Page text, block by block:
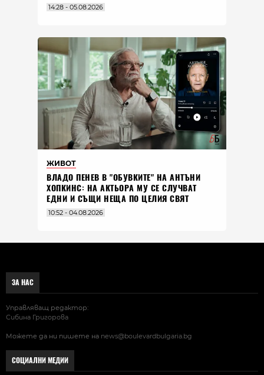
14:28 - 05.08.2026
ЖИВОТ
ВЛАДO ПЕНЕВ В "ОБУВКИТЕ" НА АНТЪНИ
ХОПКИНС: НА АКТЬОРА МУ СЕ СЛУЧВАТ
ЕДНИ И СЪЩИ НЕЩА ПО ЦЕЛИЯ СВЯТ
10:52 - 04.08.2026
ЗА НАС
Управляващ редактор:
Сибина Григорова
Можете да ни пишете на news@boulevardbulgaria.bg
СОЦИАЛНИ МЕДИИ